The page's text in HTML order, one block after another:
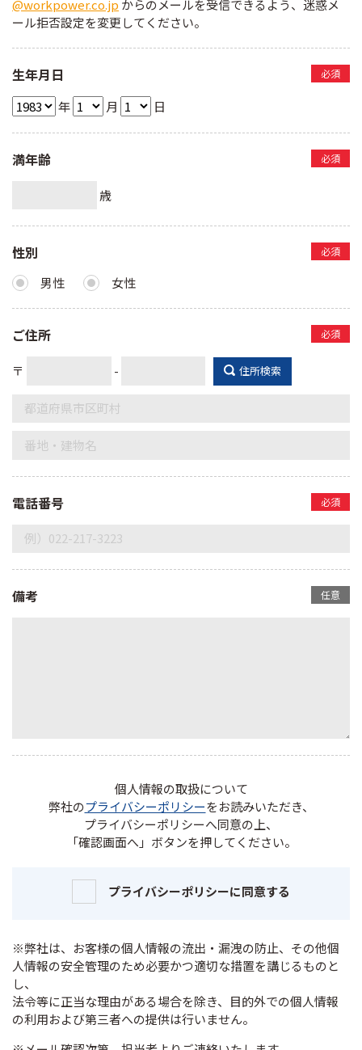
@workpower.co.jp からのメールを受信できるよう、迷惑メ
ール拒否設定を変更してください。
生年月日 必須
年 月 日
満年齢 必須
歳
性別 必須
男性 女性
ご住所 必須
〒 - 住所検索
電話番号 必須
備考 任意
個人情報の取扱について
弊社のプライバシーポリシーをお読みいただき、
プライバシーポリシーへ同意の上、
「確認画面へ」ボタンを押してください。
プライバシーポリシーに同意する
※弊社は、お客様の個人情報の流出・漏洩の防止、その他個
人情報の安全管理のため必要かつ適切な措置を講じるものと
し、
法令等に正当な理由がある場合を除き、目的外での個人情報
の利用および第三者への提供は行いません。